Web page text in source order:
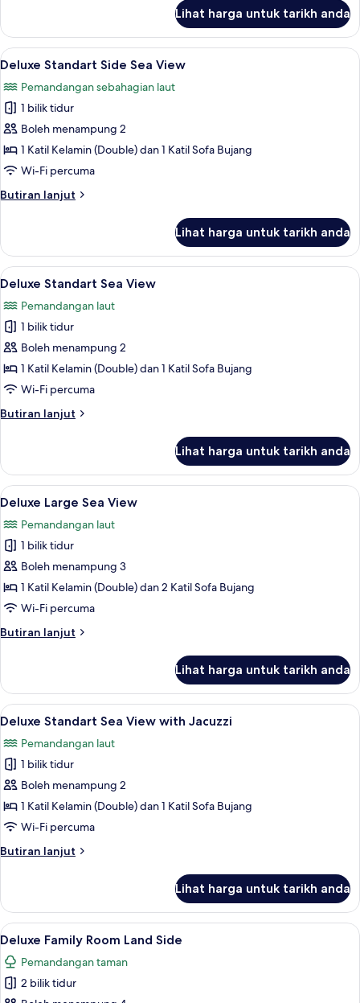
Standart
Land
Side
Lihat harga untuk tarikh anda
Lihat
semua
foto
untuk
Deluxe
Standart
Side
View
Peralatan tempat tidur premium, bar
4
Deluxe Standart Side Sea View
Pemandangan sebahagian laut
1 bilik tidur
Boleh menampung 2
1 Katil Kelamin (Double) dan 1 Katil Sofa Bujang
Wi-Fi percuma
Butiran lanjut
Butiran
Standart
Side
Sea
Lihat harga untuk tarikh anda
Lihat
semua
foto
untuk
Deluxe
Standart
Sea
Peralatan tempat tidur premium, bar
4
Deluxe Standart Sea View
Pemandangan laut
1 bilik tidur
Boleh menampung 2
1 Katil Kelamin (Double) dan 1 Katil Sofa Bujang
Wi-Fi percuma
Butiran lanjut
Butiran
Standart
Sea
View
Lihat harga untuk tarikh anda
Lihat
semua
foto
untuk
Deluxe
Large
Sea
Deluxe Large Sea View | Peralatan
4
Deluxe Large Sea View
Pemandangan laut
1 bilik tidur
Boleh menampung 3
1 Katil Kelamin (Double) dan 2 Katil Sofa Bujang
Wi-Fi percuma
Butiran lanjut
Butiran
Large
Sea
View
Lihat harga untuk tarikh anda
Lihat
semua
foto
untuk
Deluxe
Standart
Sea
with
Deluxe Standart Sea View with
3
Deluxe Standart Sea View with Jacuzzi
Pemandangan laut
1 bilik tidur
Boleh menampung 2
1 Katil Kelamin (Double) dan 1 Katil Sofa Bujang
Wi-Fi percuma
Butiran lanjut
Butiran
Standart
Sea
View
Jacuzzi
Lihat harga untuk tarikh anda
Lihat
semua
foto
untuk
Peralatan tempat tidur premium, bar
5
Deluxe Family Room Land Side
Pemandangan taman
2 bilik tidur